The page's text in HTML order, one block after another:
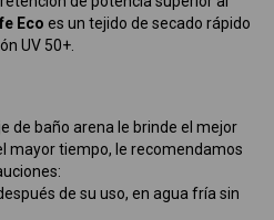
Eco es un tejido de secado rápido
UV 50+.
de baño arena le brinde el mejor
mayor tiempo, le recomendamos
de su uso, en agua fría sin